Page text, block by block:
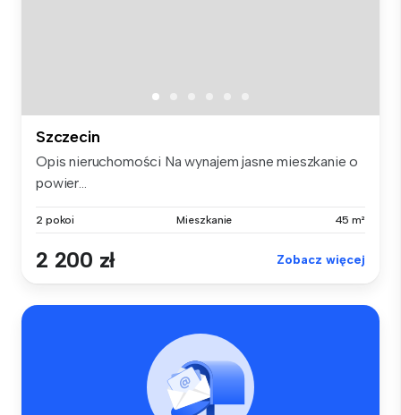
Szczecin
Opis nieruchomości Na wynajem jasne mieszkanie o
powier...
2 pokoi Mieszkanie 45 m²
2 200 zł Zobacz więcej